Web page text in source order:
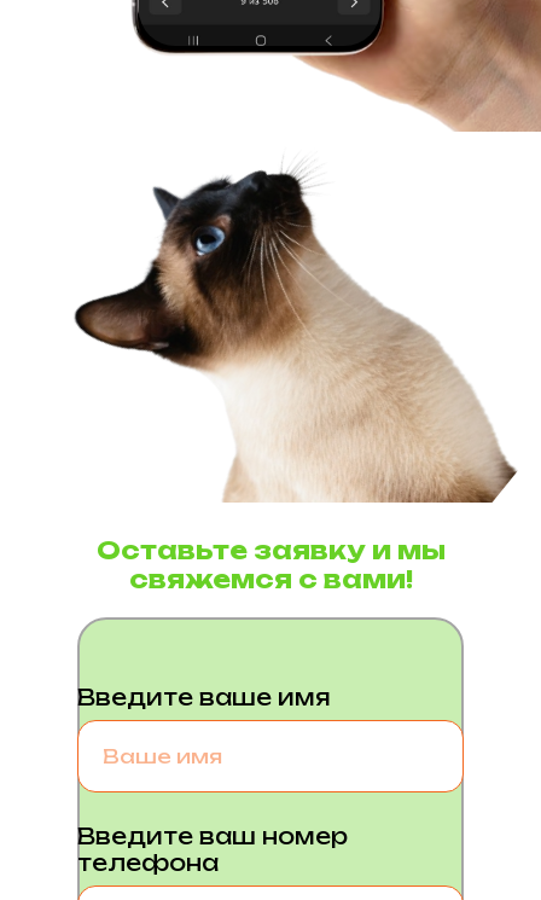
Введите ваше имя
Введите ваш номер
телефона
Оставьте заявку и мы
свяжемся с вами!